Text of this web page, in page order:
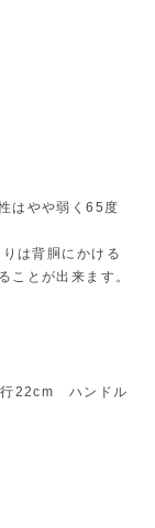
はやや弱く65度
は背胴にかける
ことが出来ます。
22cm ハンドル